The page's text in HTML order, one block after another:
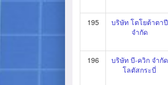
195
บริษัท โตโยต้าตาปี
จำกัด
196
บริษัท บี-ควิก จำกัด
โลตัสกระบี่